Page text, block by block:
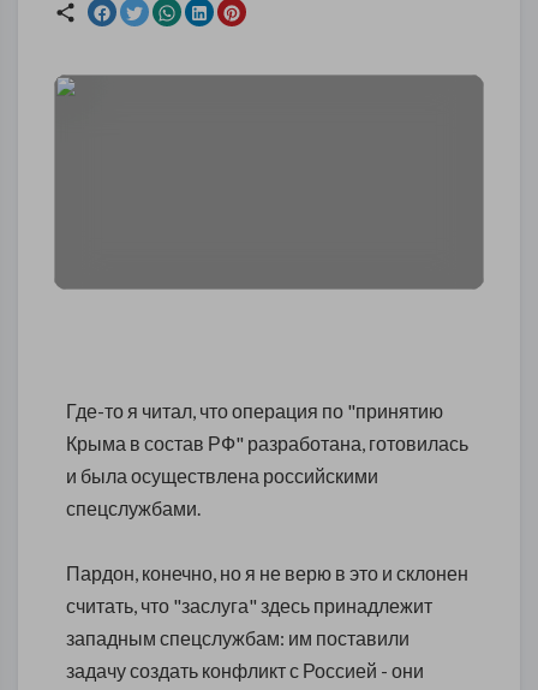
Где-то я читал, что операция по "принятию
Крыма в состав РФ" разработана, готовилась
и была осуществлена российскими
спецслужбами.
Пардон, конечно, но я не верю в это и склонен
считать, что "заслуга" здесь принадлежит
западным спецслужбам: им поставили
задачу создать конфликт с Россией - они